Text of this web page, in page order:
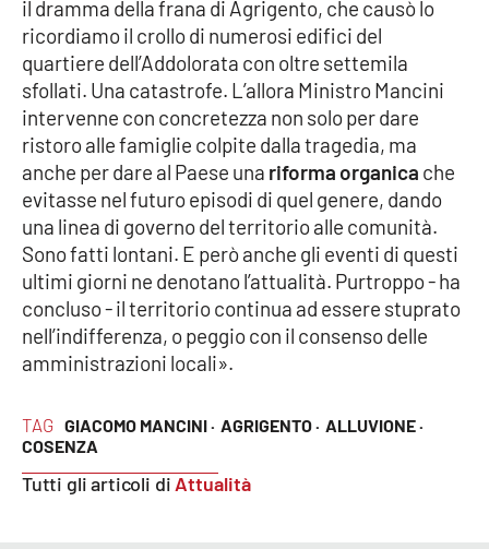
Lamezia Terme
PROGETTI
SPECIALI
Buona Sanità Calabria
LA
CALABRIAVISIONE
Destinazioni
Eventi
Food
Storie
TAG GIACOMO MANCINI · AGRIGENTO · ALLUVIONE ·
COSENZA
Tutti gli articoli di Attualità
il dramma della frana di Agrigento, che causò lo
ricordiamo il crollo di numerosi edifici del
quartiere dell’Addolorata con oltre settemila
sfollati. Una catastrofe. L’allora Ministro Mancini
intervenne con concretezza non solo per dare
ristoro alle famiglie colpite dalla tragedia, ma
anche per dare al Paese una riforma organica che
evitasse nel futuro episodi di quel genere, dando
una linea di governo del territorio alle comunità.
Sono fatti lontani. E però anche gli eventi di questi
ultimi giorni ne denotano l’attualità. Purtroppo - ha
concluso - il territorio continua ad essere stuprato
nell’indifferenza, o peggio con il consenso delle
amministrazioni locali».